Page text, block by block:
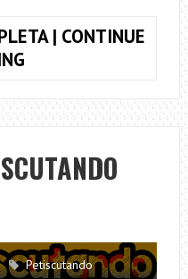
| CONTINUE
GUITAR
–
EMOJI
OF
A
MAYER)
Petiscutando